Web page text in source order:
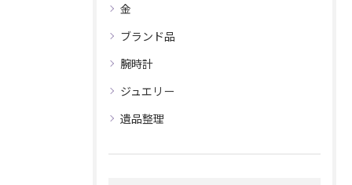
金
ブランド品
腕時計
ジュエリー
遺品整理